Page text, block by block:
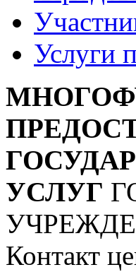
Услуги
УСЛУГ
Контакт